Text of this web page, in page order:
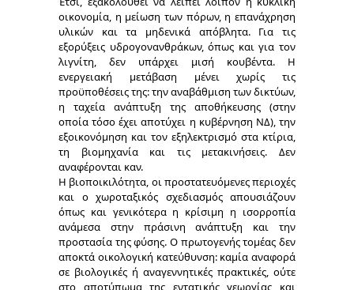
οικονομία, η μείωση των πόρων, η επανάχρηση
υλικών και τα μηδενικά απόβλητα. Για τις
εξορύξεις υδρογονανθράκων, όπως και για τον
λιγνίτη, δεν υπάρχει μισή κουβέντα. Η
ενεργειακή μετάβαση μένει χωρίς τις
προϋποθέσεις της: την αναβάθμιση των δικτύων,
η ταχεία ανάπτυξη της αποθήκευσης (στην
οποία τόσο έχει αποτύχει η κυβέρνηση ΝΔ), την
εξοικονόμηση και τον εξηλεκτρισμό στα κτίρια,
τη βιομηχανία και τις μετακινήσεις. Δεν
αναφέρονται καν.
Η βιοποικιλότητα, οι προστατευόμενες περιοχές
και ο χωροταξικός σχεδιασμός απουσιάζουν
όπως και γενικότερα η κρίσιμη η ισορροπία
ανάμεσα στην πράσινη ανάπτυξη και την
προστασία της φύσης. Ο πρωτογενής τομέας δεν
αποκτά οικολογική κατεύθυνση: καμία αναφορά
σε βιολογικές ή αναγεννητικές πρακτικές, ούτε
στο αποτύπωμα της εντατικής γεωργίας και